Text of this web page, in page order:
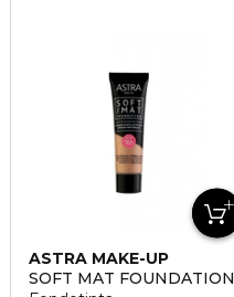
ASTRA MAKE-UP
SOFT MAT FOUNDATION